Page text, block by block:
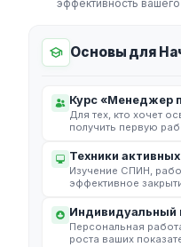
эффективность
Основы для
Курс «Менеджер
Для тех, кто хочет
получить первую
Техники
Изучение СПИН,
эффективное
Индивидуальный
Персональная
роста ваших